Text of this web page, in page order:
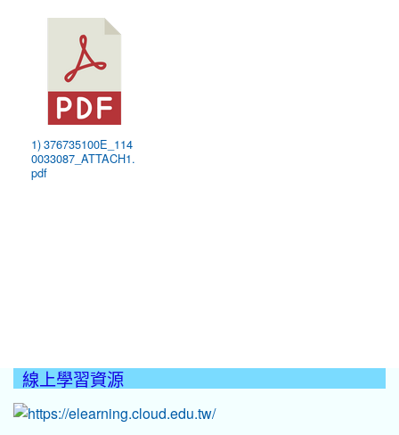
1) 376735100E_114
0033087_ATTACH1.
pdf
線上學習資源